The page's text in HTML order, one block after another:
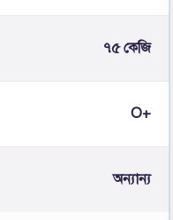
৭৫ কেজি
O+
অন্যান্য